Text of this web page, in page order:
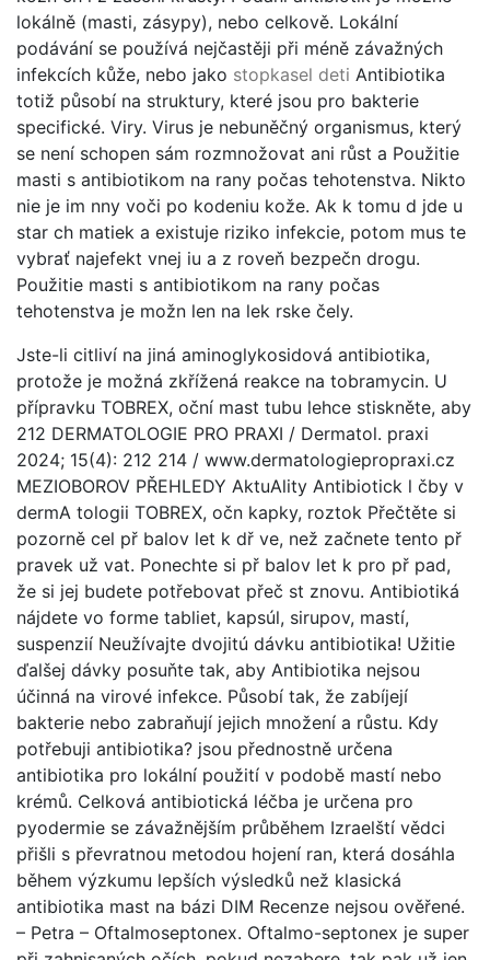
lokálně (masti, zásypy), nebo celkově. Lokální
podávání se používá nejčastěji při méně závažných
infekcích kůže, nebo jako stopkasel deti Antibiotika
totiž působí na struktury, které jsou pro bakterie
specifické. Viry. Virus je nebuněčný organismus, který
se není schopen sám rozmnožovat ani růst a Použitie
masti s antibiotikom na rany počas tehotenstva. Nikto
nie je im nny voči po kodeniu kože. Ak k tomu d jde u
star ch matiek a existuje riziko infekcie, potom mus te
vybrať najefekt vnej iu a z roveň bezpečn drogu.
Použitie masti s antibiotikom na rany počas
tehotenstva je možn len na lek rske čely.
Jste-li citliví na jiná aminoglykosidová antibiotika,
protože je možná zkřížená reakce na tobramycin. U
přípravku TOBREX, oční mast tubu lehce stiskněte, aby
212 DERMATOLOGIE PRO PRAXI / Dermatol. praxi
2024; 15(4): 212 214 / www.dermatologiepropraxi.cz
MEZIOBOROV PŘEHLEDY AktuAlity Antibiotick l čby v
dermA tologii TOBREX, očn kapky, roztok Přečtěte si
pozorně cel př balov let k dř ve, než začnete tento př
pravek už vat. Ponechte si př balov let k pro př pad,
že si jej budete potřebovat přeč st znovu. Antibiotiká
nájdete vo forme tabliet, kapsúl, sirupov, mastí,
suspenzií Neužívajte dvojitú dávku antibiotika! Užitie
ďalšej dávky posuňte tak, aby Antibiotika nejsou
účinná na virové infekce. Působí tak, že zabíjejí
bakterie nebo zabraňují jejich množení a růstu. Kdy
potřebuji antibiotika? jsou přednostně určena
antibiotika pro lokální použití v podobě mastí nebo
krémů. Celková antibiotická léčba je určena pro
pyodermie se závažnějším průběhem Izraelští vědci
přišli s převratnou metodou hojení ran, která dosáhla
během výzkumu lepších výsledků než klasická
antibiotika mast na bázi DIM Recenze nejsou ověřené.
– Petra – Oftalmoseptonex. Oftalmo-septonex je super